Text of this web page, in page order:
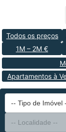
Todos os preços
1M – 2M €
Apartamentos à